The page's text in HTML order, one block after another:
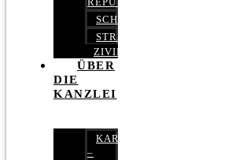
SCHUFARECHT
STRAFRECHT
ZIVILRECHT
ÜBER
DIE
KANZLEI
KARRIERE
–